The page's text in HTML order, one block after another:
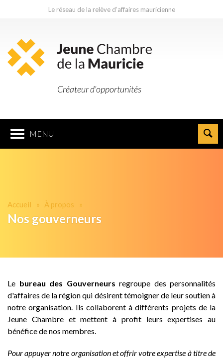
Le réseau de la relève d’affaires mauricienne
Créateur d'opportunités
MENU
Accueil À propos
Nos gouverneurs
Le bureau des Gouverneurs regroupe des personnalités
d'affaires de la région qui désirent témoigner de leur soutien à
notre organisation. Ils collaborent à différents projets de la
Jeune Chambre et mettent à profit leurs expertises au
bénéfice de nos membres.
Pour appuyer notre organisation et offrir votre expertise à titre de